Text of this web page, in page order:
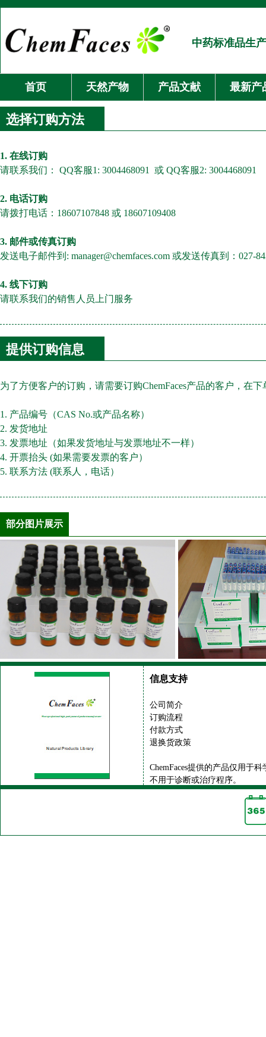
中药标准品生
首页 天然产物 产品文献 最新产
选择订购方法
1. 在线订购
请联系我们： QQ客服1: 3004468091 或 QQ客服2: 3004468091
2. 电话订购
请拨打电话：18607107848 或 18607109408
3. 邮件或传真订购
发送电子邮件到: manager@chemfaces.com 或发送传真到：027-
4. 线下订购
请联系我们的销售人员上门服务
提供订购信息
为了方便客户的订购，请需要订购ChemFaces产品的客户，在
1. 产品编号（CAS No.或产品名称）
2. 发货地址
3. 发票地址（如果发货地址与发票地址不一样）
4. 开票抬头 (如果需要发票的客户）
5. 联系方法 (联系人，电话）
部分图片展示
信息支持
公司简介
订购流程
付款方式
退换货政策
ChemFaces提供的产品仅用于
不用于诊断或治疗程序。